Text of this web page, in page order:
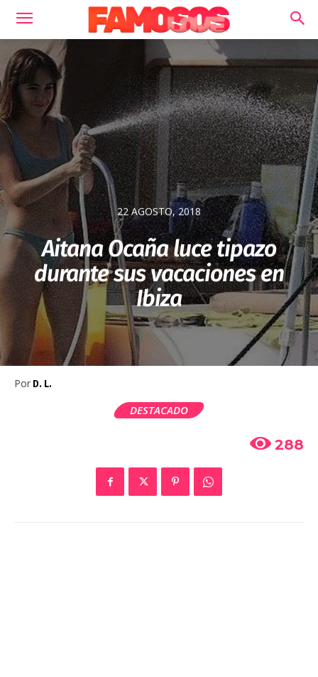
22 AGOSTO, 2018
Aitana Ocaña luce tipazo
durante sus vacaciones en
Ibiza
Por D. L.
DESTACADO
288